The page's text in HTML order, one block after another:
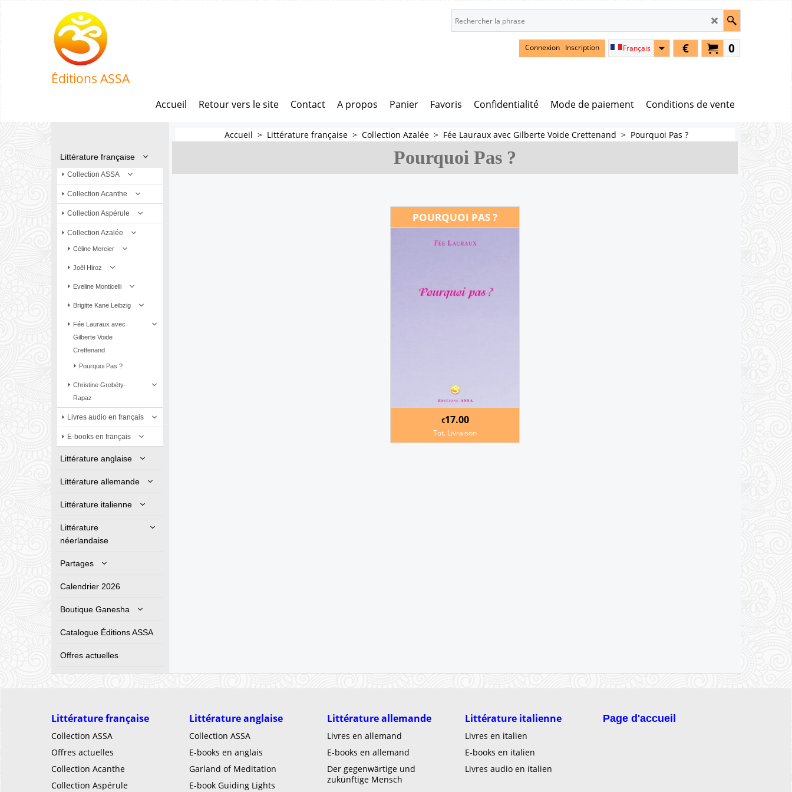
Éditions ASSA
0
€
Français
Connexion Inscription
Accueil Retour vers le site Contact A propos Panier Favoris Confidentialité Mode de paiement Conditions de vente
Littérature française
Collection ASSA
Collection Acanthe
Collection Aspérule
Collection Azalée
Céline Mercier
Joël Hiroz
Eveline Monticelli
Brigitte Kane Leibzig
Fée Lauraux avec
Gilberte Voide
Crettenand
Pourquoi Pas ?
Christine Grobéty-
Rapaz
Livres audio en français
E-books en français
Littérature anglaise
Littérature allemande
Littérature italienne
Littérature
néerlandaise
Partages
Calendrier 2026
Boutique Ganesha
Catalogue Éditions ASSA
Offres actuelles
Accueil > Littérature française > Collection Azalée > Fée Lauraux avec Gilberte Voide Crettenand > Pourquoi Pas ?
Pourquoi Pas ?
POURQUOI PAS ?
€17.00
Tot. Livraison
Littérature française
Collection ASSA
Offres actuelles
Collection Acanthe
Collection Aspérule
Littérature anglaise
Collection ASSA
E-books en anglais
Garland of Meditation
E-book Guiding Lights
Littérature allemande
Livres en allemand
E-books en allemand
Der gegenwärtige und
zukünftige Mensch
Littérature italienne
Livres en italien
E-books en italien
Livres audio en italien
Page d'accueil